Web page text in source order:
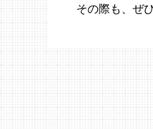
その際も、ぜ